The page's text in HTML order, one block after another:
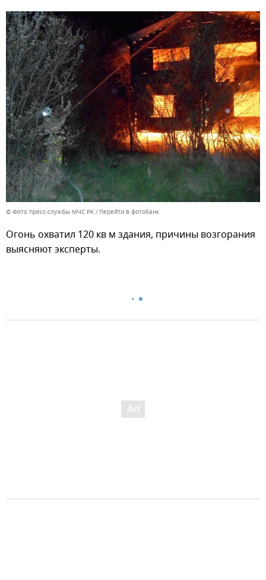
© Фото пресс-службы МЧС РК Перейти в фотобанк
Огонь охватил 120 кв м здания, причины возгорания
выясняют эксперты.